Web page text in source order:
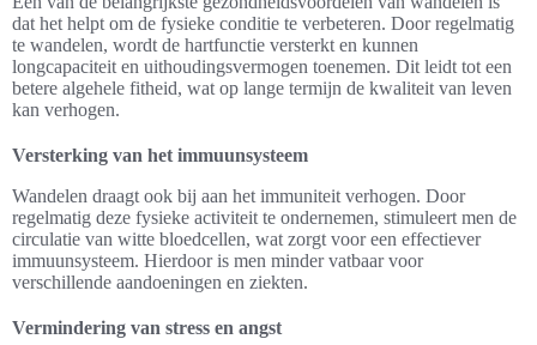
dat het helpt om de fysieke conditie te verbeteren. Door regelmatig
te wandelen, wordt de hartfunctie versterkt en kunnen
longcapaciteit en uithoudingsvermogen toenemen. Dit leidt tot een
betere algehele fitheid, wat op lange termijn de kwaliteit van leven
kan verhogen.
Versterking van het immuunsysteem
Wandelen draagt ook bij aan het immuniteit verhogen. Door
regelmatig deze fysieke activiteit te ondernemen, stimuleert men de
circulatie van witte bloedcellen, wat zorgt voor een effectiever
immuunsysteem. Hierdoor is men minder vatbaar voor
verschillende aandoeningen en ziekten.
Vermindering van stress en angst